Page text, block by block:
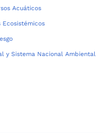
Acuáticos
Ecosistémicos
y Sistema Nacional Ambiental